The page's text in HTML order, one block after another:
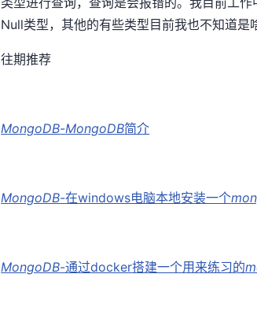
Null类型，其他的有些类型目前我也不知道是
往期推荐
MongoDB-MongoDB简介
MongoDB-在windows电脑本地安装一个
MongoDB-通过docker搭建一个用来练习的